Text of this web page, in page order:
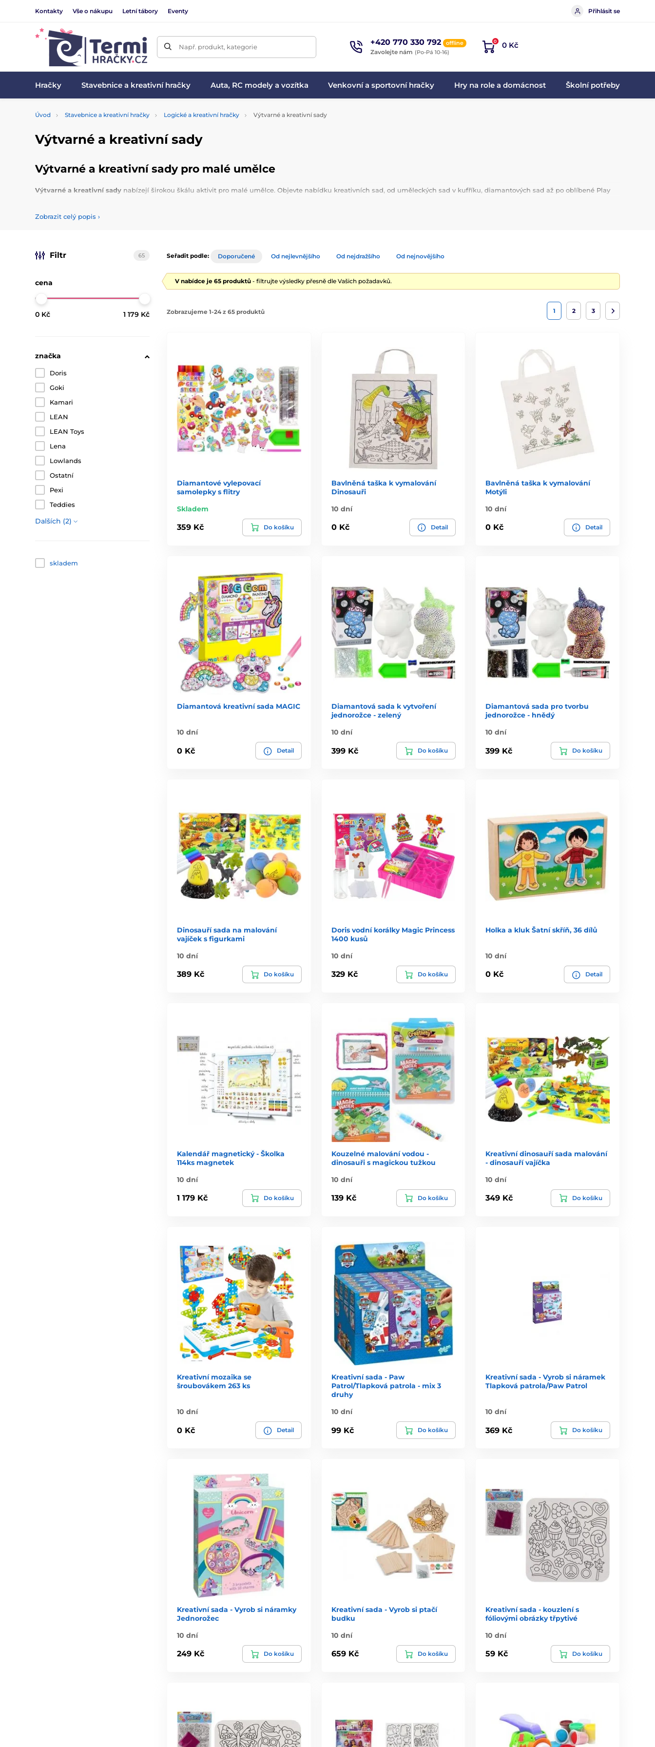
Kontakty Vše o nákupu Letní tábory Eventy Přihlásit se
Např. produkt, kategorie +420 770 330 792 offline
Zavolejte nám (Po-Pá 10-16)
0 0 Kč
Hračky Stavebnice a kreativní hračky Auta, RC modely a vozítka Venkovní a sportovní hračky Hry na role a domácnost Školní potřeby
Úvod Stavebnice a kreativní hračky Logické a kreativní hračky Výtvarné a kreativní sady
Výtvarné a kreativní sady
Výtvarné a kreativní sady pro malé umělce
Výtvarné a kreativní sady nabízejí širokou škálu aktivit pro malé umělce. Objevte nabídku kreativních sad, od uměleckých sad v kufříku, diamantových sad až po oblíbené Play
Zobrazit celý popis ›
Filtr 65
cena
0 Kč 1 179 Kč
značka
Doris
Goki
Kamari
LEAN
LEAN Toys
Lena
Lowlands
Ostatní
Pexi
Teddies
Dalších (2)
skladem
Seřadit podle: Doporučené Od nejlevnějšího Od nejdražšího Od nejnovějšího
V nabídce je 65 produktů - filtrujte výsledky přesně dle Vašich požadavků.
Zobrazujeme 1-24 z 65 produktů 1 2 3
Diamantové vylepovací
samolepky s flitry
Skladem
359 Kč Do košíku
Bavlněná taška k vymalování
Dinosauři
10 dní
0 Kč Detail
Bavlněná taška k vymalování
Motýli
10 dní
0 Kč Detail
Diamantová kreativní sada MAGIC
10 dní
0 Kč Detail
Diamantová sada k vytvoření
jednorožce - zelený
10 dní
399 Kč Do košíku
Diamantová sada pro tvorbu
jednorožce - hnědý
10 dní
399 Kč Do košíku
Dinosauří sada na malování
vajíček s figurkami
10 dní
389 Kč Do košíku
Doris vodní korálky Magic Princess
1400 kusů
10 dní
329 Kč Do košíku
Holka a kluk Šatní skříň, 36 dílů
10 dní
0 Kč Detail
Kalendář magnetický - Školka
114ks magnetek
10 dní
1 179 Kč Do košíku
Kouzelné malování vodou -
dinosauři s magickou tužkou
10 dní
139 Kč Do košíku
Kreativní dinosauří sada malování
- dinosauří vajíčka
10 dní
349 Kč Do košíku
Kreativní mozaika se
šroubovákem 263 ks
10 dní
0 Kč Detail
Kreativní sada - Paw
Patrol/Tlapková patrola - mix 3
druhy
10 dní
99 Kč Do košíku
Kreativní sada - Vyrob si náramek
Tlapková patrola/Paw Patrol
10 dní
369 Kč Do košíku
Kreativní sada - Vyrob si náramky
Jednorožec
10 dní
249 Kč Do košíku
Kreativní sada - Vyrob si ptačí
budku
10 dní
659 Kč Do košíku
Kreativní sada - kouzlení s
fóliovými obrázky třpytivé
10 dní
59 Kč Do košíku